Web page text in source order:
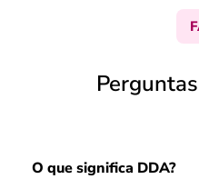
O que significa DDA?